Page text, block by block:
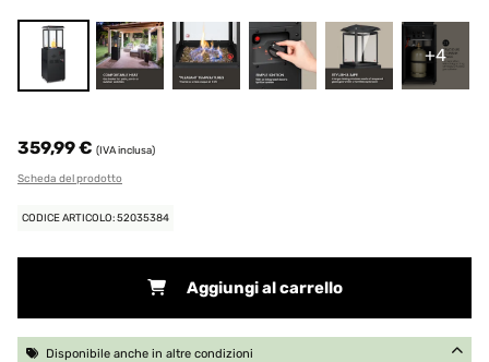
+4
359,99 € (IVA inclusa)
Scheda del prodotto
CODICE ARTICOLO: 52035384
Aggiungi al carrello
Disponibile anche in altre condizioni